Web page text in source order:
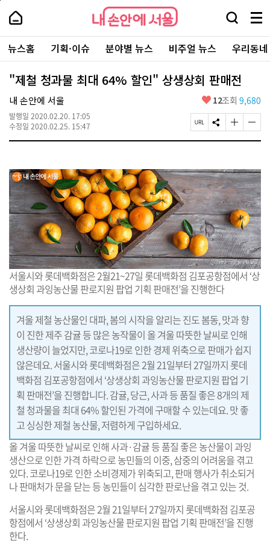
본
로
가
내
손
안
에
서
울
-
서
울
시
대
표
소
털
내
손
에
울
검
창
열
기
메
뉴
전
체
보
주
요
서
뉴스홈 기획·이슈 분야별 뉴스 비주얼 뉴스 우리동
"제철 청과물 최대 64% 할인" 상생상회 판매전
내 손안에 서울
발행일 2020.02.20. 17:05
수정일 2020.02.25. 15:47
좋
요
12조회 9,680
페
이
R
L
복
사
S
N
유
하
기
글
자
크
게
변
경
하
기
글
자
작
게
변
경
하
기
서울시와 롯데백화점은 2월21~27일 롯데백화점 김포공항점에서 ‘상
생상회 과잉농산물 판로지원 팝업 기획 판매전’을 진행한다
겨울 제철 농산물인 대파, 봄의 시작을 알리는 진도 봄동, 맛과 향
이 진한 제주 감귤 등 많은 농작물이 올 겨울 따뜻한 날씨로 인해
생산량이 늘었지만, 코로나19로 인한 경제 위축으로 판매가 쉽지
않은데요. 서울시와 롯데백화점은 2월 21일부터 27일까지 롯데
백화점 김포공항점에서 ‘상생상회 과잉농산물 판로지원 팝업 기
획 판매전’을 진행합니다. 감귤, 당근, 사과 등 품질 좋은 8개의 제
철 청과물을 최대 64% 할인된 가격에 구매할 수 있는데요. 맛 좋
고 싱싱한 제철 농산물, 저렴하게 구입하세요.
올 겨울 따뜻한 날씨로 인해 사과·감귤 등 품질 좋은 농산물이 과잉
생산으로 인한 가격 하락으로 농민들의 이중, 삼중의 어려움을 겪고
있다. 코로나19로 인한 소비경제가 위축되고, 판매 행사가 취소되거
나 판매처가 문을 닫는 등 농민들이 심각한 판로난을 겪고 있는 것.
서울시와 롯데백화점은 2월 21일부터 27일까지 롯데백화점 김포공
항점에서 ‘상생상회 과잉농산물 판로지원 팝업 기획 판매전’을 진행
한다.
페
상
단
로